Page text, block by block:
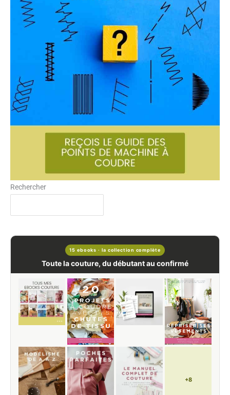
Rechercher
15 ebooks · la collection complète
Toute la couture, du débutant au confirmé
+8